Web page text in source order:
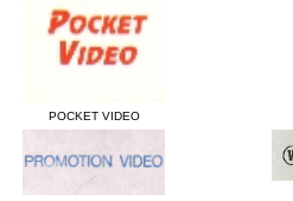
POCKET VIDEO